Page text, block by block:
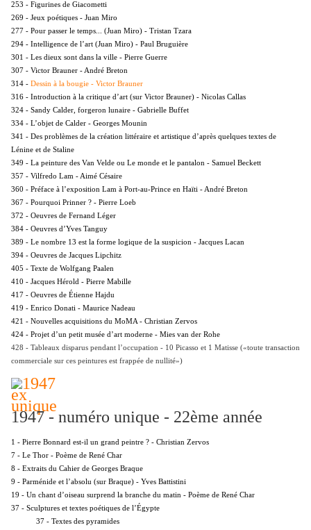
253 - Figurines de Giacometti
269 - Jeux poétiques - Juan Miro
277 - Pour passer le temps... (Juan Miro) - Tristan Tzara
294 - Intelligence de l’art (Juan Miro) - Paul Bruguière
301 - Les dieux sont dans la ville - Pierre Guerre
307 - Victor Brauner - André Breton
314 - Dessin à la bougie - Victor Brauner
316 - Introduction à la critique d’art (sur Victor Brauner) - Nicolas Callas
324 - Sandy Calder, forgeron lunaire - Gabrielle Buffet
334 - L’objet de Calder - Georges Mounin
341 - Des problèmes de la création littéraire et artistique d’après quelques textes de
Lénine et de Staline
349 - La peinture des Van Velde ou Le monde et le pantalon - Samuel Beckett
357 - Vilfredo Lam - Aimé Césaire
360 - Préface à l’exposition Lam à Port-au-Prince en Haïti - André Breton
367 - Pourquoi Prinner ? - Pierre Loeb
372 - Oeuvres de Fernand Léger
384 - Oeuvres d’Yves Tanguy
389 - Le nombre 13 est la forme logique de la suspicion - Jacques Lacan
394 - Oeuvres de Jacques Lipchitz
405 - Texte de Wolfgang Paalen
410 - Jacques Hérold - Pierre Mabille
417 - Oeuvres de Étienne Hajdu
419 - Enrico Donati - Maurice Nadeau
421 - Nouvelles acquisitions du MoMA - Christian Zervos
424 - Projet d’un petit musée d’art moderne - Mies van der Rohe
428 - Tableaux disparus pendant l’occupation - 10 Picasso et 1 Matisse («toute transaction
commerciale sur ces peintures est frappée de nullité»)
1947 - numéro unique - 22ème année
1 - Pierre Bonnard est-il un grand peintre ? - Christian Zervos
7 - Le Thor - Poème de René Char
8 - Extraits du Cahier de Georges Braque
9 - Parménide et l’absolu (sur Braque) - Yves Battistini
19 - Un chant d’oiseau surprend la branche du matin - Poème de René Char
37 - Sculptures et textes poétiques de l’Égypte
37 - Textes des pyramides